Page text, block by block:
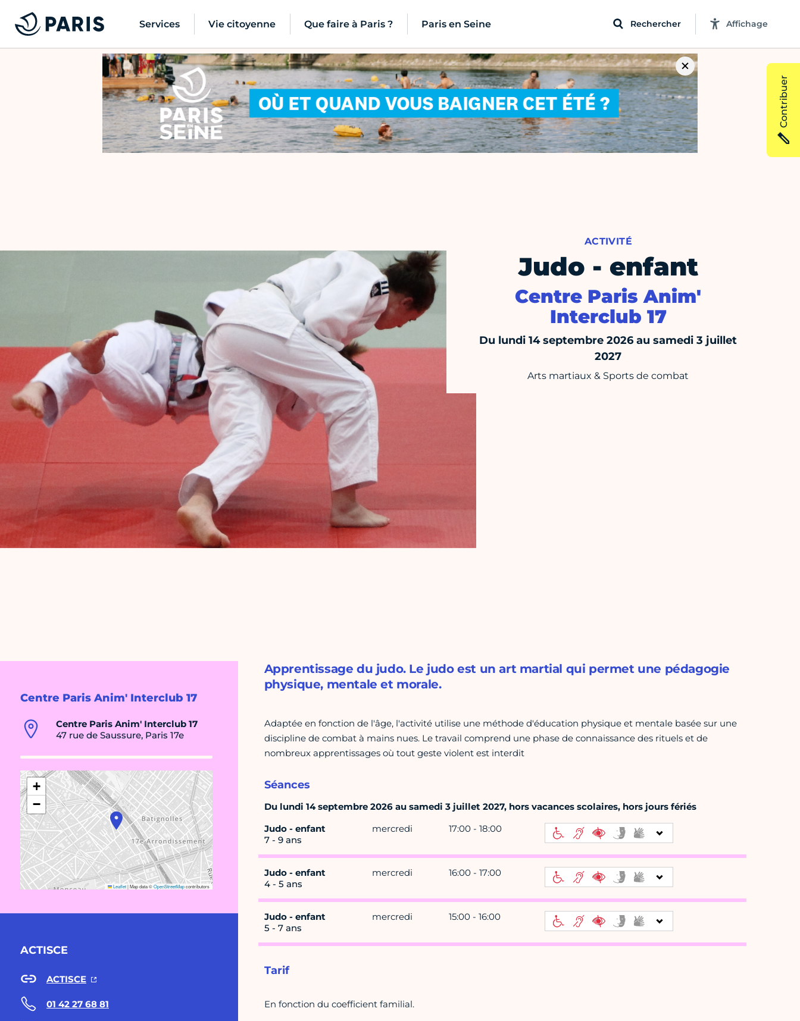
Services Vie citoyenne Que faire à Paris ? Paris en Seine Rechercher Affichage
ACTIVITÉ
Judo - enfant
Centre Paris Anim'
Interclub 17
Du lundi 14 septembre 2026 au samedi 3 juillet
2027
Arts martiaux & Sports de combat
Centre Paris Anim' Interclub 17
Centre Paris Anim' Interclub 17
47 rue de Saussure, Paris 17e
+
−
Leaflet|Map data ©OpenStreetMapcontributors
ACTISCE
ACTISCE
01 42 27 68 81
Apprentissage du judo. Le judo est un art martial qui permet une pédagogie
physique, mentale et morale.
Adaptée en fonction de l'âge, l'activité utilise une méthode d'éducation physique et mentale basée sur une
discipline de combat à mains nues. Le travail comprend une phase de connaissance des rituels et de
nombreux apprentissages où tout geste violent est interdit
Séances
Du lundi 14 septembre 2026 au samedi 3 juillet 2027, hors vacances scolaires, hors jours fériés
Judo - enfant
7 - 9 ans
mercredi 17:00 - 18:00
Judo - enfant
4 - 5 ans
mercredi 16:00 - 17:00
Judo - enfant
5 - 7 ans
mercredi 15:00 - 16:00
Tarif
En fonction du coefficient familial.
Contribuer